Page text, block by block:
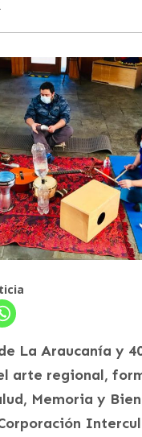
La Araucanía y
arte regional,
Memoria y